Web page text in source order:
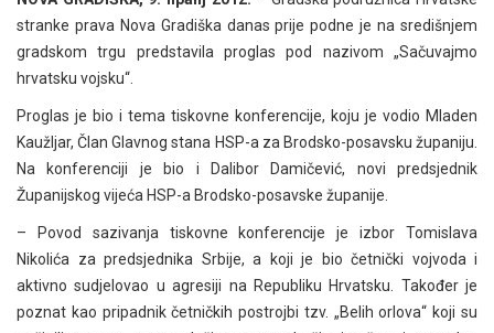
stranke prava Nova Gradiška danas prije podne je na središnjem
gradskom trgu predstavila proglas pod nazivom „Sačuvajmo
hrvatsku vojsku“.
Proglas je bio i tema tiskovne konferencije, koju je vodio Mladen
Kaužljar, Član Glavnog stana HSP-a za Brodsko-posavsku županiju.
Na konferenciji je bio i Dalibor Damičević, novi predsjednik
Županijskog vijeća HSP-a Brodsko-posavske županije.
– Povod sazivanja tiskovne konferencije je izbor Tomislava
Nikolića za predsjednika Srbije, a koji je bio četnički vojvoda i
aktivno sudjelovao u agresiji na Republiku Hrvatsku. Također je
poznat kao pripadnik četničkih postrojbi tzv. „Belih orlova“ koji su